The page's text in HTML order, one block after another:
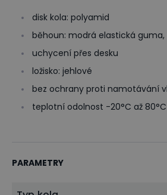
disk kola: polyamid
běhoun: modrá elastická
uchycení přes desku
ložisko: jehlové
bez ochrany proti namotávání
teplotní odolnost -20°C až 80°C
PARAMETRY